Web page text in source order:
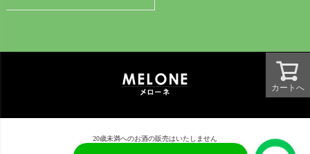
カートへ
20歳未満へのお酒の販売はいたしません